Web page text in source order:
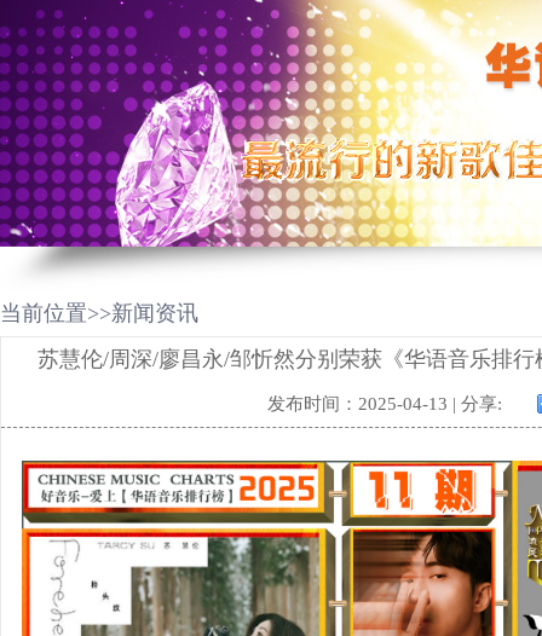
当前位置>>新闻资讯
苏慧伦/周深/廖昌永/邹忻然分别荣获《华语音乐排行
发布时间：2025-04-13 | 分享: